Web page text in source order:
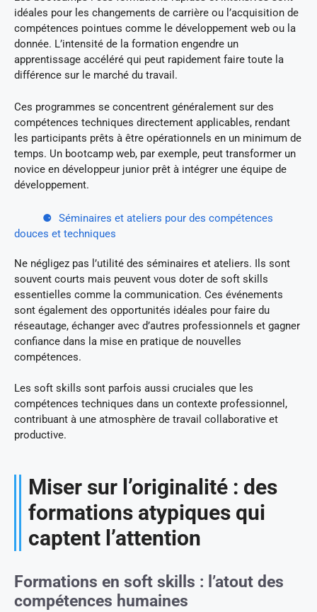
idéales pour les changements de carrière ou l’acquisition de
compétences pointues comme le développement web ou la
donnée. L’intensité de la formation engendre un
apprentissage accéléré qui peut rapidement faire toute la
différence sur le marché du travail.
Ces programmes se concentrent généralement sur des
compétences techniques directement applicables, rendant
les participants prêts à être opérationnels en un minimum de
temps. Un bootcamp web, par exemple, peut transformer un
novice en développeur junior prêt à intégrer une équipe de
développement.
Séminaires et ateliers pour des compétences
douces et techniques
Ne négligez pas l’utilité des séminaires et ateliers. Ils sont
souvent courts mais peuvent vous doter de soft skills
essentielles comme la communication. Ces événements
sont également des opportunités idéales pour faire du
réseautage, échanger avec d’autres professionnels et gagner
confiance dans la mise en pratique de nouvelles
compétences.
Les soft skills sont parfois aussi cruciales que les
compétences techniques dans un contexte professionnel,
contribuant à une atmosphère de travail collaborative et
productive.
Miser sur l’originalité : des
formations atypiques qui
captent l’attention
Formations en soft skills : l’atout des
compétences humaines